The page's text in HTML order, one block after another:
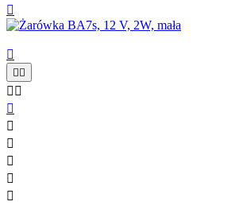


 
 





